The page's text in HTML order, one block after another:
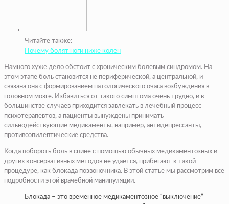
Читайте также:
Почему болят ноги ниже колен
Намного хуже дело обстоит с хроническим болевым синдромом. На
этом этапе боль становится не периферической, а центральной, и
связана она с формированием патологического очага возбуждения в
головном мозге. Избавиться от такого симптома очень трудно, и в
большинстве случаев приходится завлекать в лечебный процесс
психотерапевтов, а пациенты вынуждены принимать
сильнодействующие медикаменты, например, антидепрессанты,
противоэпилептические средства.
Когда побороть боль в спине с помощью обычных медикаментозных и
других консервативных методов не удается, прибегают к такой
процедуре, как блокада позвоночника. В этой статье мы рассмотрим все
подробности этой врачебной манипуляции.
Блокада – это временное медикаментозное “выключение”